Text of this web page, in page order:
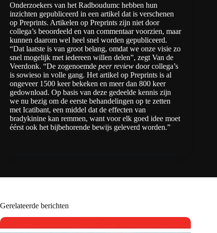
Onderzoekers van het Radboudumc hebben hun
inzichten gepubliceerd in een artikel dat is verschenen
op Preprints. Artikelen op Preprints zijn niet door
collega’s beoordeeld en van commentaar voorzien, maar
kunnen daarom wel heel snel worden gepubliceerd.
“Dat laatste is van groot belang, omdat we onze visie zo
snel mogelijk met iedereen willen delen”, zegt Van de
Veerdonk. “De zogenoemde peer review door collega’s
is sowieso in volle gang. Het artikel op Preprints is al
ongeveer 1500 keer bekeken en meer dan 800 keer
gedownload. Op basis van deze gedeelde kennis zijn
we nu bezig om de eerste behandelingen op te zetten
met Icatibant, een middel dat de effecten van
bradykinine kan remmen, want voor elk goed idee moet
éérst ook het bijbehorende bewijs geleverd worden.”
Gerelateerde berichten